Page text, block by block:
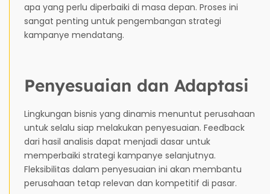
apa yang perlu diperbaiki di masa depan. Proses ini
sangat penting untuk pengembangan strategi
kampanye mendatang.
Penyesuaian dan Adaptasi
Lingkungan bisnis yang dinamis menuntut perusahaan
untuk selalu siap melakukan penyesuaian. Feedback
dari hasil analisis dapat menjadi dasar untuk
memperbaiki strategi kampanye selanjutnya.
Fleksibilitas dalam penyesuaian ini akan membantu
perusahaan tetap relevan dan kompetitif di pasar.